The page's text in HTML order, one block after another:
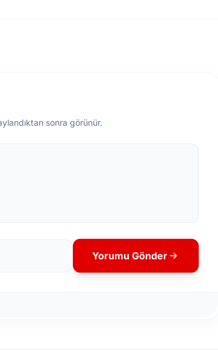
sonra görünür.
Yorumu Gönder